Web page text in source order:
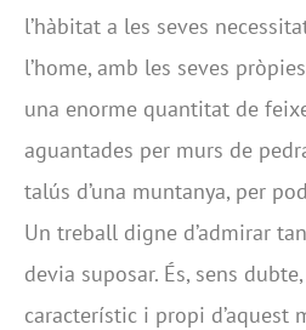
l’hàbitat a les seves
l’home, amb les seves
una enorme quantitat de
aguantades per murs de
talús d’una muntanya, per
Un treball digne d’admirar
devia suposar. És, sens
característic i propi d’aquest